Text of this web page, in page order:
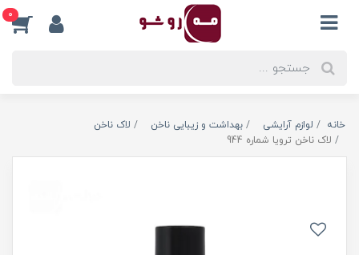
0
خانه لوازم آرایشی بهداشت و زیبایی ناخن
لاک ناخن
لاک ناخن ترویا شماره 944